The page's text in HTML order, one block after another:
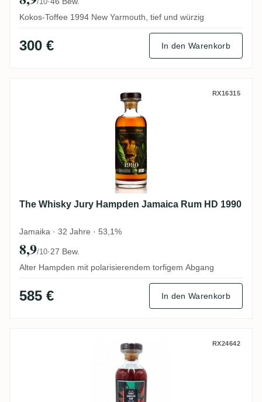
Kokos-Toffee 1994 New Yarmouth, tief und würzig
300 € In den Warenkorb
The Whisky Jury Hampden Jamaica Rum
RX16315
The Whisky Jury Hampden Jamaica Rum HD 1990
Jamaika · 32 Jahre · 53,1%
8,9/10·27 Bew.
Alter Hampden mit polarisierendem torfigem Abgang
585 € In den Warenkorb
Distilia Clarendon Finest Jamaican Rum
RX24642